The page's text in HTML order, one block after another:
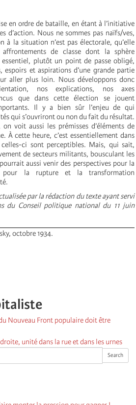
Search
en ordre de bataille, en étant à l’initiative
d’action. Nous ne sommes pas naïfs/ves,
à la situation n’est pas électorale, qu’elle
de classe dont la sphère
essentiel, plutôt un point de passe obligé,
espoirs et aspirations d’une grande partie
aller plus loin. Nous développons donc
nos explications, nos axes
que dans cette élection se jouent
Il y a bien sûr l’enjeu de qui
qui s’ouvriront ou non du fait du résultat.
voit aussi les prémisses d’éléments de
À cette heure, c’est essentiellement dans
celles-ci sont perceptibles. Mais, qui sait,
de secteurs militants, bousculant les
aussi venir des perspectives pour la
pour la rupture et la transformation
par la rédaction du texte ayant servi
du Conseil politique national du 11 juin
octobre 1934.
Nouveau Front populaire doit être
unité dans la rue et dans les urnes